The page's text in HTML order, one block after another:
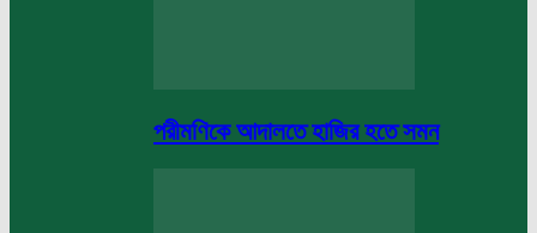
পরীমণিকে আদালতে হাজির হতে সমন